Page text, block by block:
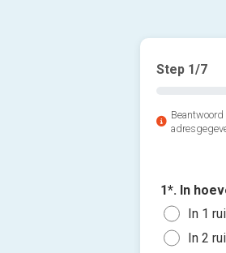
Step 1/7
1*. In
In 1
In 2